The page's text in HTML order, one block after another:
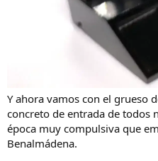
Y ahora vamos con el grueso
concreto de entrada de todos
época muy compulsiva que
Benalmádena.